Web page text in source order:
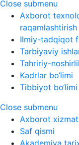
Close submenu
Axborot
raqamlashtirish
Ilmiy-tadqiqot
Tarbiyaviy
Tahririy-
Kadrlar bo‘limi
Tibbiyot bo‘limi
Close submenu
Axborot
Saf qismi
Akademiya